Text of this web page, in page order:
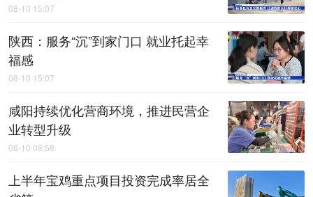
08-10 15:07
陕西：服务“沉”到家门口 就业托起幸
福感
08-10 15:07
咸阳持续优化营商环境，推进民营企
业转型升级
08-10 08:58
上半年宝鸡重点项目投资完成率居全